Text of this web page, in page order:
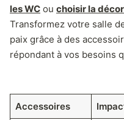
les WC ou choisir la
Transformez votre salle
paix grâce à des
répondant à vos besoins
Accessoires